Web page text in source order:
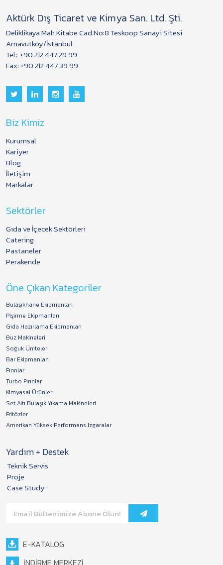
Aktürk Dış Ticaret ve Kimya San. Ltd. Şti.
Deliklikaya Mah.Kitabe Cad.No:8 Teskoop Sanayi Sitesi
Arnavutköy/İstanbul
Tel: +90 212 447 29 99
Fax: +90 212 447 39 99
Biz Kimiz
Kurumsal
Kariyer
Blog
İletişim
Markalar
Sektörler
Gıda ve İçecek Sektörleri
Catering
Pastaneler
Perakende
Öne Çıkan Kategoriler
Bulaşıkhane Ekipmanları
Pişirme Ekipmanları
Gıda Hazırlama Ekipmanları
Buz Makineleri
Soğuk Üniteler
Bar Ekipmanları
Fırınlar
Turbo Fırınlar
Kimyasal Ürünler
Set Altı Bulaşık Yıkama Makineleri
Fritözler
Amerikan Yüksek Performans Izgaralar
Yardım + Destek
Teknik Servis
Proje
Case Study
E-KATALOG
İNDİRME MERKEZİ